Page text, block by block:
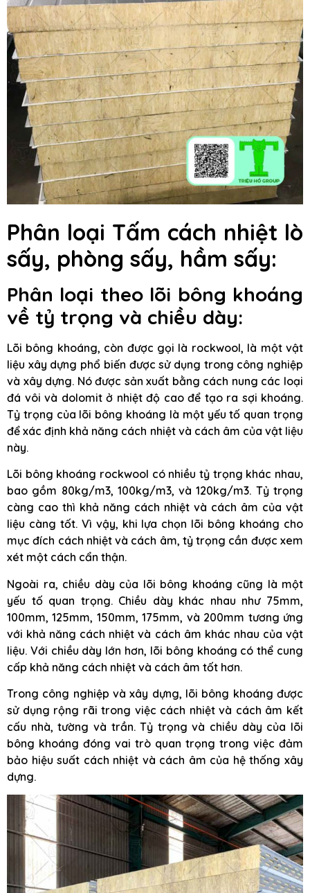
Phân loại Tấm cách nhiệt lò
sấy, phòng sấy, hầm sấy:
Phân loại theo lõi bông khoáng
về tỷ trọng và chiều dày:
Lõi bông khoáng, còn được gọi là rockwool, là một vật
liệu xây dựng phổ biến được sử dụng trong công nghiệp
và xây dựng. Nó được sản xuất bằng cách nung các loại
đá vôi và dolomit ở nhiệt độ cao để tạo ra sợi khoáng.
Tỷ trọng của lõi bông khoáng là một yếu tố quan trọng
để xác định khả năng cách nhiệt và cách âm của vật liệu
này.
Lõi bông khoáng rockwool có nhiều tỷ trọng khác nhau,
bao gồm 80kg/m3, 100kg/m3, và 120kg/m3. Tỷ trọng
càng cao thì khả năng cách nhiệt và cách âm của vật
liệu càng tốt. Vì vậy, khi lựa chọn lõi bông khoáng cho
mục đích cách nhiệt và cách âm, tỷ trọng cần được xem
xét một cách cẩn thận.
Ngoài ra, chiều dày của lõi bông khoáng cũng là một
yếu tố quan trọng. Chiều dày khác nhau như 75mm,
100mm, 125mm, 150mm, 175mm, và 200mm tương ứng
với khả năng cách nhiệt và cách âm khác nhau của vật
liệu. Với chiều dày lớn hơn, lõi bông khoáng có thể cung
cấp khả năng cách nhiệt và cách âm tốt hơn.
Trong công nghiệp và xây dựng, lõi bông khoáng được
sử dụng rộng rãi trong việc cách nhiệt và cách âm kết
cấu nhà, tường và trần. Tỷ trọng và chiều dày của lõi
bông khoáng đóng vai trò quan trọng trong việc đảm
bảo hiệu suất cách nhiệt và cách âm của hệ thống xây
dựng.